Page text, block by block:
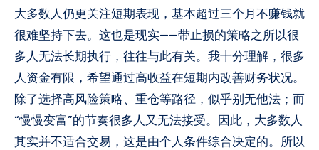
大多数人仍更关注短期表现，基本超过三个月不赚钱就
很难坚持下去。这也是现实——带止损的策略之所以很
多人无法长期执行，往往与此有关。我十分理解，很多
人资金有限，希望通过高收益在短期内改善财务状况。
除了选择高风险策略、重仓等路径，似乎别无他法；而
“慢慢变富”的节奏很多人又无法接受。因此，大多数人
其实并不适合交易，这是由个人条件综合决定的。所以